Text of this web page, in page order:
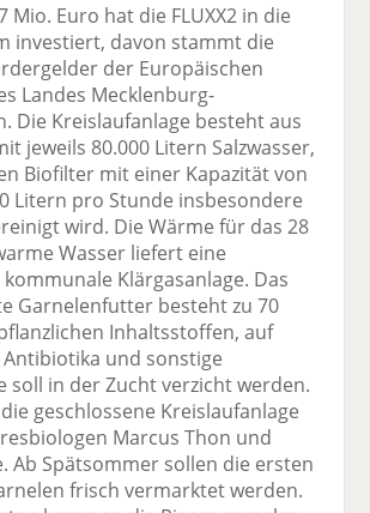
Mio. Euro hat die FLUXX2 in die
investiert, davon stammt die
der Europäischen
Landes Mecklenburg-
Die Kreislaufanlage besteht aus
jeweils 80.000 Litern Salzwasser,
Biofilter mit einer Kapazität von
Litern pro Stunde insbesondere
wird. Die Wärme für das 28
Wasser liefert eine
Klärgasanlage. Das
Garnelenfutter besteht zu 70
Inhaltsstoffen, auf
Antibiotika und sonstige
soll in der Zucht verzicht werden.
geschlossene Kreislaufanlage
Marcus Thon und
Ab Spätsommer sollen die ersten
frisch vermarktet werden.